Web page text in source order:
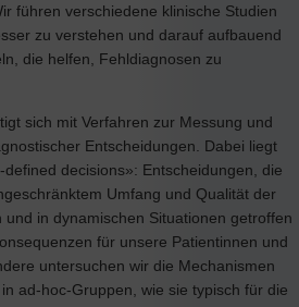
führen verschiedene klinische Studien
zu verstehen und darauf aufbauend
die helfen, Fehldiagnosen zu
sich mit Verfahren zur Messung und
Entscheidungen. Dabei liegt
decisions»: Entscheidungen, die
Umfang und Qualität der
in dynamischen Situationen getroffen
für unsere Patientinnen und
untersuchen wir die Mechanismen
ad-hoc-Gruppen, wie sie typisch für die